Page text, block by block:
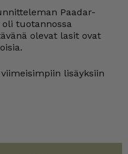
Paadar-
tuotannossa
olevat lasit ovat
lisäyksiin